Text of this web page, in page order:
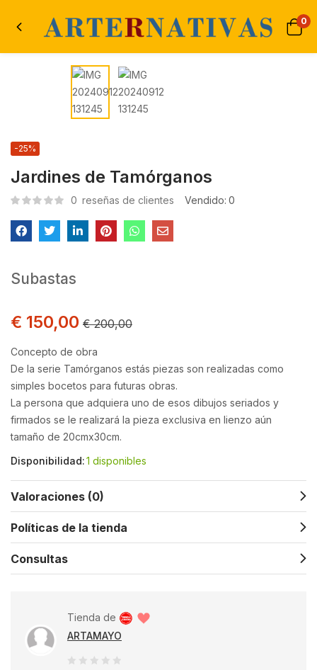
0
Jardines de Tamórganos
-25%
0 reseñas de clientes Vendido: 0
Subastas
€ 150,00 €200,00
Concepto de obra
De la serie Tamórganos estás piezas son realizadas como
simples bocetos para futuras obras.
La persona que adquiera uno de esos dibujos seriados y
firmados se le realizará la pieza exclusiva en lienzo aún
tamaño de 20cmx30cm.
Disponibilidad:1 disponibles
Valoraciones (0)
Políticas de la tienda
Consultas
Tienda de
ARTAMAYO